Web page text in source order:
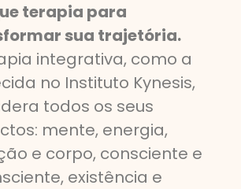
terapia para
sua trajetória.
integrativa, como a
no Instituto Kynesis,
todos os seus
mente, energia,
e corpo, consciente e
existência e